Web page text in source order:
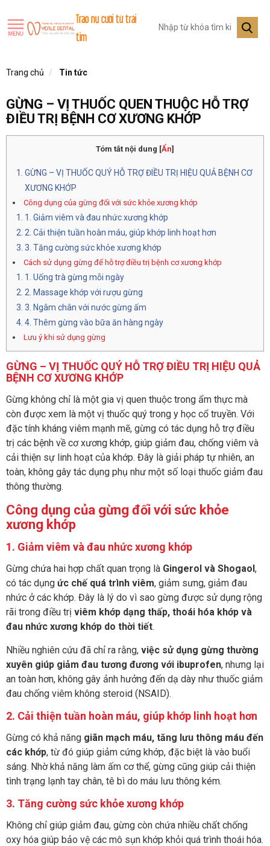
Trao nụ cười từ trái
tim
Trang chủ Tin tức
GỪNG – VỊ THUỐC QUEN THUỘC HỖ TRỢ
ĐIỀU TRỊ BỆNH CƠ XƯƠNG KHỚP
Tóm tắt nội dung [Ẩn]
GỪNG – VỊ THUỐC QUÝ HỖ TRỢ ĐIỀU TRỊ HIỆU QUẢ BỆNH CƠ
XƯƠNG KHỚP
Công dụng của gừng đối với sức khỏe xương khớp
1. Giảm viêm và đau nhức xương khớp
2. Cải thiện tuần hoàn máu, giúp khớp linh hoạt hơn
3. Tăng cường sức khỏe xương khớp
Cách sử dụng gừng để hỗ trợ điều trị bệnh cơ xương khớp
1. Uống trà gừng mỗi ngày
2. Massage khớp với rượu gừng
3. Ngâm chân với nước gừng ấm
4. Thêm gừng vào bữa ăn hàng ngày
Lưu ý khi sử dụng gừng
GỪNG – VỊ THUỐC QUÝ HỖ TRỢ ĐIỀU TRỊ HIỆU QUẢ
BỆNH CƠ XƯƠNG KHỚP
Gừng không chỉ là một gia vị quen thuộc trong ẩm thực mà
còn được xem là một vị thuốc quý trong y học cổ truyền. Với
đặc tính kháng viêm mạnh mẽ, gừng có tác dụng hỗ trợ điều
trị các bệnh về cơ xương khớp, giúp giảm đau, chống viêm và
cải thiện sự linh hoạt của khớp. Đây là giải pháp tự nhiên, an
toàn, không gây tác dụng phụ như một số loại thuốc giảm đau
thông thường.
Công dụng của gừng đối với sức khỏe
xương khớp
1. Giảm viêm và đau nhức xương khớp
Gừng chứa hai hợp chất quan trọng là Gingerol và Shogaol,
có tác dụng ức chế quá trình viêm, giảm sưng, giảm đau
nhức ở các khớp. Đây là lý do vì sao gừng được sử dụng rộng
rãi trong điều trị viêm khớp dạng thấp, thoái hóa khớp và
đau nhức xương khớp do thời tiết.
Nhiều nghiên cứu đã chỉ ra rằng, việc sử dụng gừng thường
xuyên giúp giảm đau tương đương với ibuprofen, nhưng lại
an toàn hơn, không gây ảnh hưởng đến dạ dày như thuốc giảm
đau chống viêm không steroid (NSAID).
2. Cải thiện tuần hoàn máu, giúp khớp linh hoạt hơn
Gừng có khả năng giãn mạch máu, tăng lưu thông máu đến
các khớp, từ đó giúp giảm cứng khớp, đặc biệt là vào buổi
sáng. Nhờ khả năng làm ấm cơ thể, gừng cũng giúp cải thiện
tình trạng lạnh tay chân, tê bì do máu lưu thông kém.
3. Tăng cường sức khỏe xương khớp
Không chỉ giúp giảm đau, gừng còn chứa nhiều chất chống
oxy hóa giúp bảo vệ các mô sụn khớp khỏi quá trình thoái hóa.